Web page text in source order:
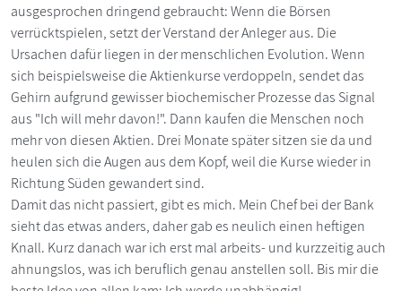
ausgesprochen dringend gebraucht: Wenn die Börsen
verrücktspielen, setzt der Verstand der Anleger aus. Die
Ursachen dafür liegen in der menschlichen Evolution. Wenn
sich beispielsweise die Aktienkurse verdoppeln, sendet das
Gehirn aufgrund gewisser biochemischer Prozesse das Signal
aus "Ich will mehr davon!". Dann kaufen die Menschen noch
mehr von diesen Aktien. Drei Monate später sitzen sie da und
heulen sich die Augen aus dem Kopf, weil die Kurse wieder in
Richtung Süden gewandert sind.
Damit das nicht passiert, gibt es mich. Mein Chef bei der Bank
sieht das etwas anders, daher gab es neulich einen heftigen
Knall. Kurz danach war ich erst mal arbeits- und kurzzeitig auch
ahnungslos, was ich beruflich genau anstellen soll. Bis mir die